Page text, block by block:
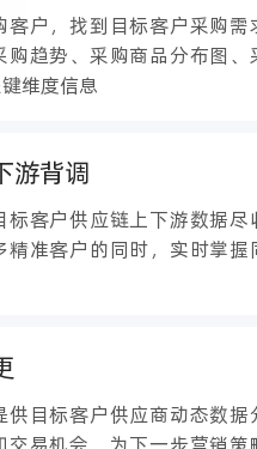
客户，找到目标客户采购需
购趋势、采购商品分布图、
维度信息
游背调
标客户供应链上下游数据尽
精准客户的同时，实时掌握
供目标客户供应商动态数据